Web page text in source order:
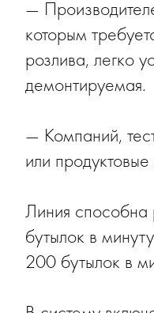
—
которым
розлива, легко
демонтируемая.
— Компаний,
или
Линия способна
бутылок в
200 бутылок в